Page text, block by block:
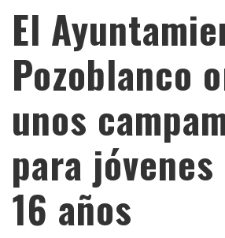
El
Pozoblanco
unos
para jóvenes
16 años